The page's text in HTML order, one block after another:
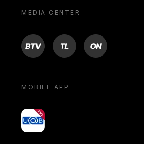
MEDIA CENTER
BTV TL ON
MOBILE APP
yoU@B